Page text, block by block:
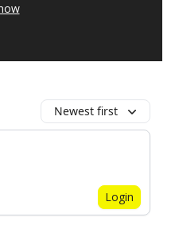
Newest first
Login